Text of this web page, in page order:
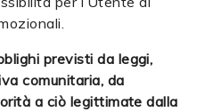
previsti da leggi,
comunitaria, da
a ciò legittimate dalla